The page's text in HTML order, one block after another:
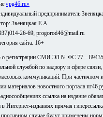
«pg46.ru»
предприниматель
Звеняцкая Е.А.
26-69, progorod46@mail.ru
сайта: 16+
о регистрации СМИ ЭЛ № ФС 77 – 89435
службой по надзору в сфере
коммуникаций. При частичном
материалов новостного портала
ссылка на издание
в Интернет-изданиях прямая
противном случае будут применены